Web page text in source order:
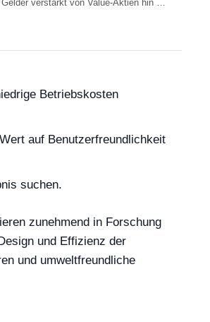
verstärkt von Value-Aktien hin …
Betriebskosten
auf Benutzerfreundlichkeit
suchen.
zunehmend in Forschung
und Effizienz der
und umweltfreundliche